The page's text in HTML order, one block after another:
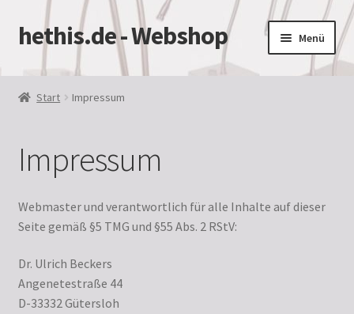
Zur
Navigation
springen
Zum
Inhalt
springen
hethis.de - Webshop Menü
Start
Datenschutzbelehrung
Impressum
Mein Konto
Start Impressum
Impressum
Webmaster und verantwortlich für alle Inhalte auf dieser
Seite gemäß §5 TMG und §55 Abs. 2 RStV:
Dr. Ulrich Beckers
Angenetestraße 44
D-33332 Gütersloh